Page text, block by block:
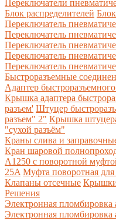
Переключатели
Блок распределителей
Переключатель
Переключатель
Переключатель
Переключатель
Переключатель
Быстроразъемные
Адаптер
Крышка адаптера
разъем' Штуцер
разъем" 2" Крышка
"сухой разъём"
Краны слива и
Кран шаровой
A1250 с поворотной
25A Муфта поворотная
Клапаны отсечные Крышки
Решения
Электронная пломбировка
Электронная